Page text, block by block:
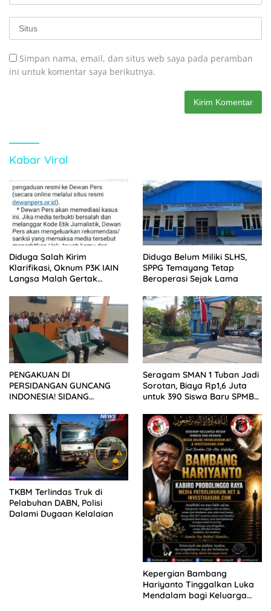
Simpan nama, email, dan situs web saya pada peramban
ini untuk komentar saya berikutnya.
Kabar Viral
Diduga Salah Kirim
Klarifikasi, Oknum P3K IAIN
Langsa Malah Gertak
Diduga Belum Miliki SLHS,
SPPG Temayang Tetap
Beroperasi Sejak Lama
PENGAKUAN DI
PERSIDANGAN GUNCANG
INDONESIA! SIDANG
KELUARGA KORBAN
MENGAMUK DI PN MALANG
Seragam SMAN 1 Tuban Jadi
Sorotan, Biaya Rp1,6 Juta
untuk 390 Siswa Baru SPMB
TKBM Terlindas Truk di
Pelabuhan DABN, Polisi
Dalami Dugaan Kelalaian
Kepergian Bambang
Hariyanto Tinggalkan Luka
Mendalam bagi Keluarga